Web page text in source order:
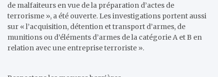
de malfaiteurs en vue de la préparation d’actes de
terrorisme », a été ouverte. Les investigations portent aussi
sur « l’acquisition, détention et transport d’armes, de
munitions ou d’éléments d’armes de la catégorie A et B en
relation avec une entreprise terroriste ».